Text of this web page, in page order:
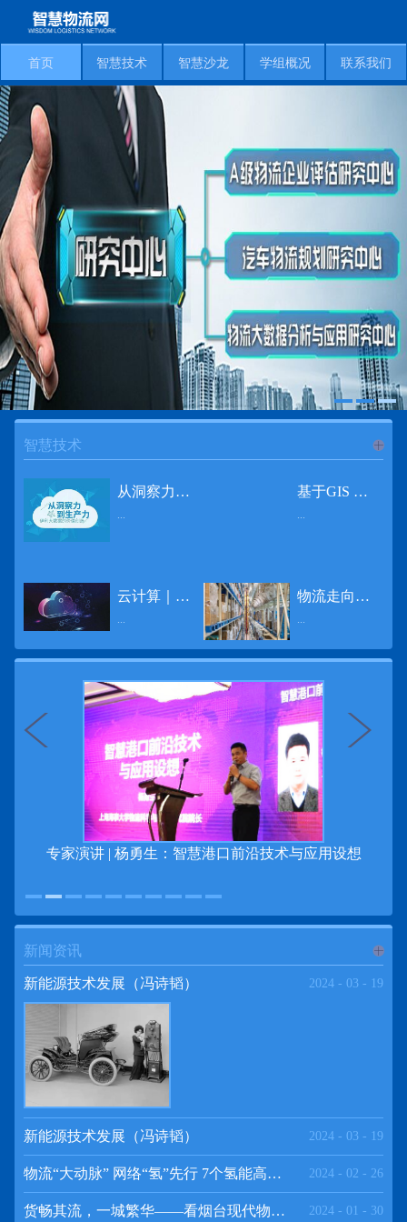
首页 智慧技术 智慧沙龙 学组概况 联系我们
智慧技术
从洞察力到生产力 伊利大数据的价值创造
...
基于GIS 的小城市交通网络分析研究
...
云计算｜边缘计算将为物联网行业带来巨大增长
...
物流走向未来的“魔法师”
...
专家演讲 | 杨勇生：智慧港口前沿技术与应用设想
新闻资讯
新能源技术发展（冯诗韬） 2024 - 03 - 19
新能源技术发展（冯诗韬） 2024 - 03 - 19
物流“大动脉” 网络“氢”先行 7个氢能高速场景落地京津冀 2024 - 02 - 26
货畅其流，一城繁华——看烟台现代物流发展 2024 - 01 - 30
频道
>>